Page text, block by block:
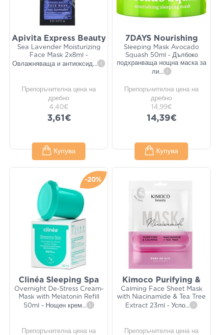
Apivita Express Beauty
Sea Lavender Moisturizing
Face Mask 2x8ml -
Овлажняваща и антиоксид... i
Препоръчителна цена на
дребно
4,40€
3,61€
Купува
7DAYS Nourishing
Sleeping Mask Avocado
Squash 50ml - Дълбоко
подхранваща нощна маска за
ли... i
Препоръчителна цена на
дребно
14,99€
14,39€
Купува
-20%
Clinéa Sleeping Spa
Overnight De-Stress Cream-
Mask with Melatonin Refill
50ml - Нощен крем... i
Препоръчителна цена на
Kimoco Purifying &
Calming Face Sheet Mask
with Niacinamide & Tea Tree
Extract 23ml - Успо... i
Препоръчителна цена на